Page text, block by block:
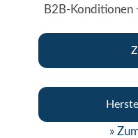
B2B-Konditionen
»